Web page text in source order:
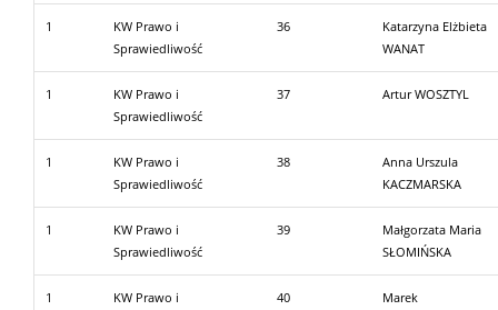
1
KW Prawo i
Sprawiedliwość
36
Katarzyna Elżbieta
WANAT
1
KW Prawo i
Sprawiedliwość
37 Artur WOSZTYL
1
KW Prawo i
Sprawiedliwość
38
Anna Urszula
KACZMARSKA
1
KW Prawo i
Sprawiedliwość
39
Małgorzata Maria
SŁOMIŃSKA
1
KW Prawo i
40
Marek